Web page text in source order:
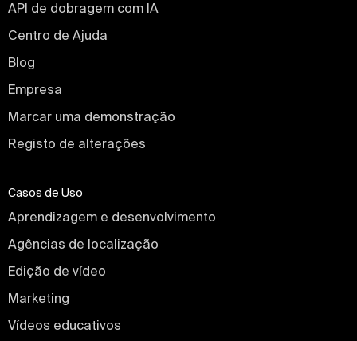
API de dobragem com IA
Centro de Ajuda
Blog
Empresa
Marcar uma demonstração
Registo de alterações
Casos de Uso
Aprendizagem e desenvolvimento
Agências de localização
Edição de vídeo
Marketing
Vídeos educativos